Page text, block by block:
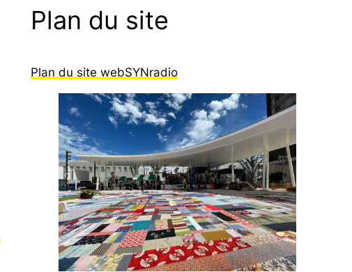
Plan du site
Plan du site webSYNradio